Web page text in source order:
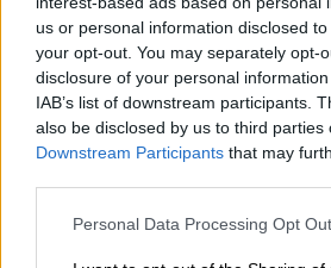
us or personal information disclosed
your opt-out. You may separately opt-
disclosure of your personal
IAB’s list of downstream participants.
also be disclosed by us to third parties
Downstream Participants that may
Personal Data Processing Opt